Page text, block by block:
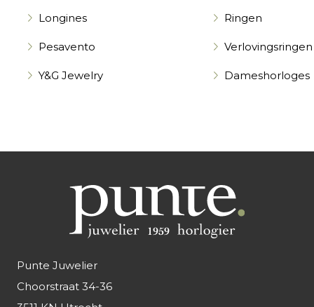
Longines
Pesavento
Y&G Jewelry
Ringen
Verlovingsringen
Dameshorloges
Punte Juwelier
Choorstraat 34-36